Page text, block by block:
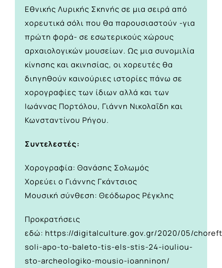
Εθνικής Λυρικής Σκηνής σε μια σειρά από
χορευτικά σόλι που θα παρουσιαστούν -για
πρώτη φορά- σε εσωτερικούς χώρους
αρχαιολογικών μουσείων. Ως μια συνομιλία
κίνησης και ακινησίας, οι χορευτές θα
διηγηθούν καινούριες ιστορίες πάνω σε
χορογραφίες των ίδιων αλλά και των
Ιωάννας Πορτόλου, Γιάννη Νικολαΐδη και
Κωνσταντίνου Ρήγου.
Συντελεστές:
Χορογραφία: Θανάσης Σολωμός
Χορεύει ο Γιάννης Γκάντσιος
Μουσική σύνθεση: Θεόδωρος Ρέγκλης
Προκρατήσεις
εδώ: https://digitalculture.gov.gr/2020/05/
soli-apo-to-baleto-tis-els-stis-24-iouliou-
sto-archeologiko-mousio-ioanninon/